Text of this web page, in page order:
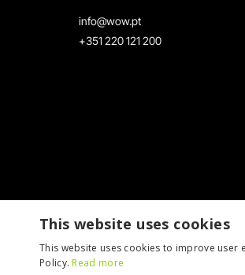
info@wow.pt
+351 220 121 200
This website uses cookies
This website uses cookies to improve user
Policy. Read more